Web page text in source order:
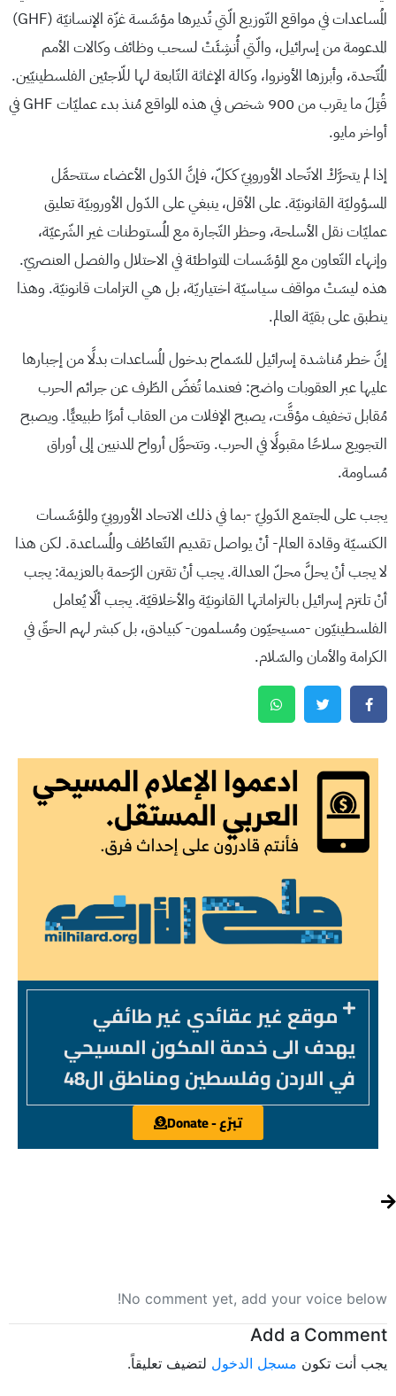
المُساعدات في مواقع التّوزيع الّتي تُديرها مؤسَّسة غزّة الإنسانيّة (GHF)
المدعومة من إسرائيل، والّتي أُنشِئَتْ لسحب وظائف وكالات الأمم
المُتّحدة، وأبرزها الأونروا، وكالة الإغاثة التّابعة لها للّاجئين الفلسطينيّين.
قُتِلَ ما يقرب من 900 شخص في هذه المواقع مُنذ بدء عمليّات GHF في
أواخر مايو.
إذا لم يتحرَّكْ الاتّحاد الأوروبيّ ككلّ، فإنَّ الدّول الأعضاء ستتحمَّل
المسؤوليّة القانونيّة. على الأقل، ينبغي على الدّول الأوروبيّة تعليق
عمليّات نقل الأسلحة، وحظر التّجارة مع المُستوطنات غير الشّرعيّة،
وإنهاء التّعاون مع المؤسَّسات المتواطئة في الاحتلال والفصل العنصريّ.
هذه ليسَتْ مواقف سياسيّة اختياريّة، بل هي التزامات قانونيّة. وهذا
ينطبق على بقيّة العالم.
إنَّ خطر مُناشدة إسرائيل للسّماح بدخول المُساعدات بدلًا من إجبارها
عليها عبر العقوبات واضح: فعندما تُغضّ الطّرف عن جرائم الحرب
مُقابل تخفيف مؤقَّت، يصبح الإفلات من العقاب أمرًا طبيعيًّا. ويصبح
التجويع سلاحًا مقبولًا في الحرب. وتتحوَّل أرواح المدنيين إلى أوراق
مُساومة.
يجب على المجتمع الدّوليّ -بما في ذلك الاتحاد الأوروبيّ والمؤسَّسات
الكنسيّة وقادة العالم- أنْ يواصل تقديم التّعاطُف والمُساعدة. لكن هذا
لا يجب أنْ يحلَّ محلّ العدالة. يجب أنْ تقترن الرّحمة بالعزيمة: يجب
أنْ تلتزم إسرائيل بالتزاماتها القانونيّة والأخلاقيّة. يجب ألّا يُعامل
الفلسطينيّون -مسيحيّون ومُسلمون- كبيادق، بل كبشر لهم الحقّ في
الكرامة والأمان والسّلام.
موقع غير عقائدي غير طائفي
يهدف الى خدمة المكون المسيحي
في الاردن وفلسطين ومناطق ال48
تبرّع - Donate
No comment yet, add your voice below!
Add a Comment
يجب أنت تكون مسجل الدخول لتضيف تعليقاً.